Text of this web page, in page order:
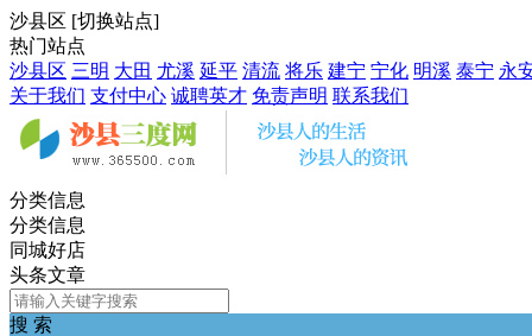
沙县区 [切换站点]
热门站点
沙县区 三明 大田 尤溪 延平 清流 将乐 建宁 宁化 明溪 泰宁 永
关于我们 支付中心 诚聘英才 免责声明 联系我们
分类信息
分类信息
同城好店
头条文章
搜 索